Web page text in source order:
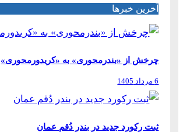
آخرین خبرها
چرخش از «بندرمحوری» به «کریدورمحوری»
6 مرداد 1405
ثبت رکورد جدید در بندر دُقم عمان